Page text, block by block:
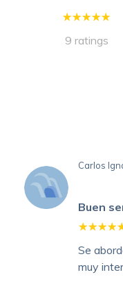
9 ratings
Carlos
Buen
Se
muy